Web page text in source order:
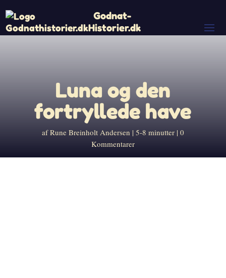
Godnat-
Historier.dk
Luna og den
fortryllede have
afRune Breinholt Andersen 5-8 minutter 0
Kommentarer